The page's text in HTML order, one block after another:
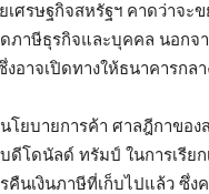
เศรษฐกิจสหรัฐฯ คาดว่าจ
ภาษีธุรกิจและบุคคล นอกจ
งอาจเปิดทางให้ธนาคารกล
โยบายการค้า ศาลฎีกาขอ
ดีโดนัลด์ ทรัมป์ ในการเรีย
คืนเงินภาษีที่เก็บไปแล้ว ซึ่